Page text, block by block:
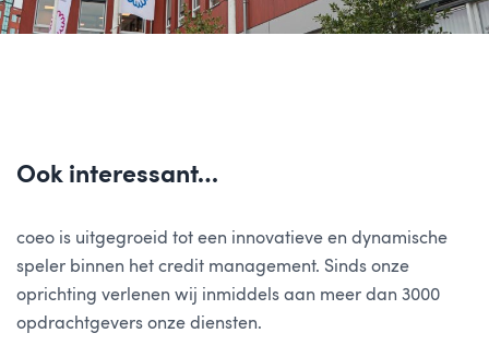
Ook interessant…
coeo is uitgegroeid tot een innovatieve en dynamische
speler binnen het credit management. Sinds onze
oprichting verlenen wij inmiddels aan meer dan 3000
opdrachtgevers onze diensten.